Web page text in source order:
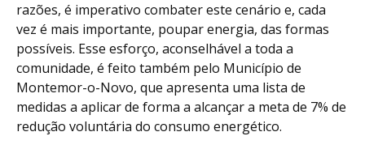
razões, é imperativo combater este cenário e, cada
vez é mais importante, poupar energia, das formas
possíveis. Esse esforço, aconselhável a toda a
comunidade, é feito também pelo Município de
Montemor-o-Novo, que apresenta uma lista de
medidas a aplicar de forma a alcançar a meta de 7% de
redução voluntária do consumo energético.